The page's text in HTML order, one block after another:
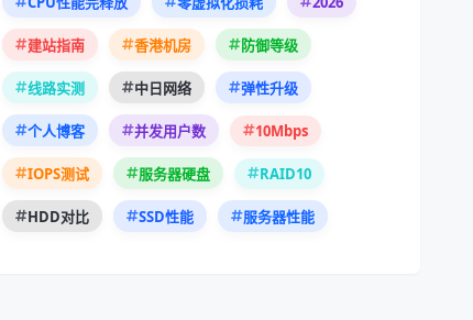
建站指南 香港机房 防御等级
线路实测 中日网络 弹性升级
个人博客 并发用户数 10Mbps
IOPS测试 服务器硬盘 RAID10
HDD对比 SSD性能 服务器性能